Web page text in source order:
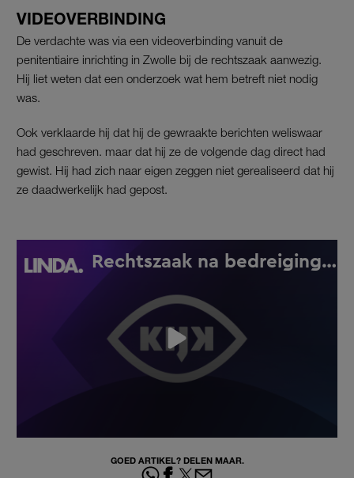
VIDEOVERBINDING
De verdachte was via een videoverbinding vanuit de
penitentiaire inrichting in Zwolle bij de rechtszaak aanwezig.
Hij liet weten dat een onderzoek wat hem betreft niet nodig
was.
Ook verklaarde hij dat hij de gewraakte berichten weliswaar
had geschreven. maar dat hij ze de volgende dag direct had
gewist. Hij had zich naar eigen zeggen niet gerealiseerd dat hij
ze daadwerkelijk had gepost.
GOED ARTIKEL? DELEN MAAR.